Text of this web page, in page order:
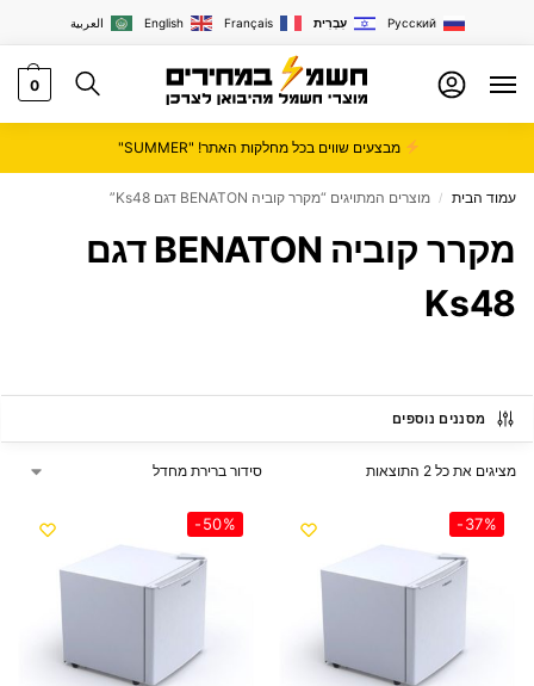
العربية English Français עִבְרִית Русский
0
מבצעים שווים בכל מחלקות האתר! "SUMMER"
עמוד הבית / מוצרים המתויגים “מקרר קוביה BENATON דגם Ks48”
מקרר קוביה BENATON דגם
Ks48
מסננים נוספים
מציגים את כל ⁦2⁩ התוצאות
-37%
-50%